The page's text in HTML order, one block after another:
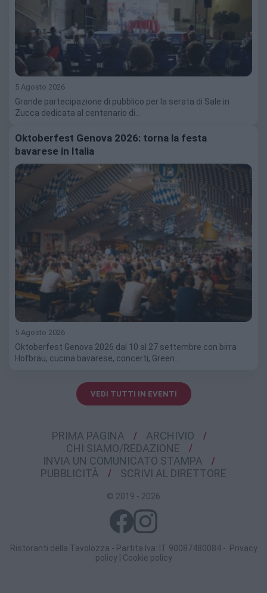
5 Agosto 2026
Grande partecipazione di pubblico per la serata di Sale in
Zucca dedicata al centenario di…
Oktoberfest Genova 2026: torna la festa
bavarese in Italia
5 Agosto 2026
Oktoberfest Genova 2026 dal 10 al 27 settembre con birra
Hofbräu, cucina bavarese, concerti, Green…
VEDI TUTTI IN EVENTI
PRIMA PAGINA
ARCHIVIO
CHI SIAMO/REDAZIONE
INVIA UN COMUNICATO STAMPA
PUBBLICITÀ
SCRIVI AL DIRETTORE
© 2019 - 2026
Ristoranti della Tavolozza - Partita Iva: IT 90087480084 - Privacy
policy| Cookie policy